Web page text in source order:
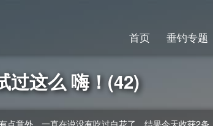
首页 垂钓专题
过这么 嗨！(42)
意外。一直在说没有吃过白花了，结果今天收获2条。